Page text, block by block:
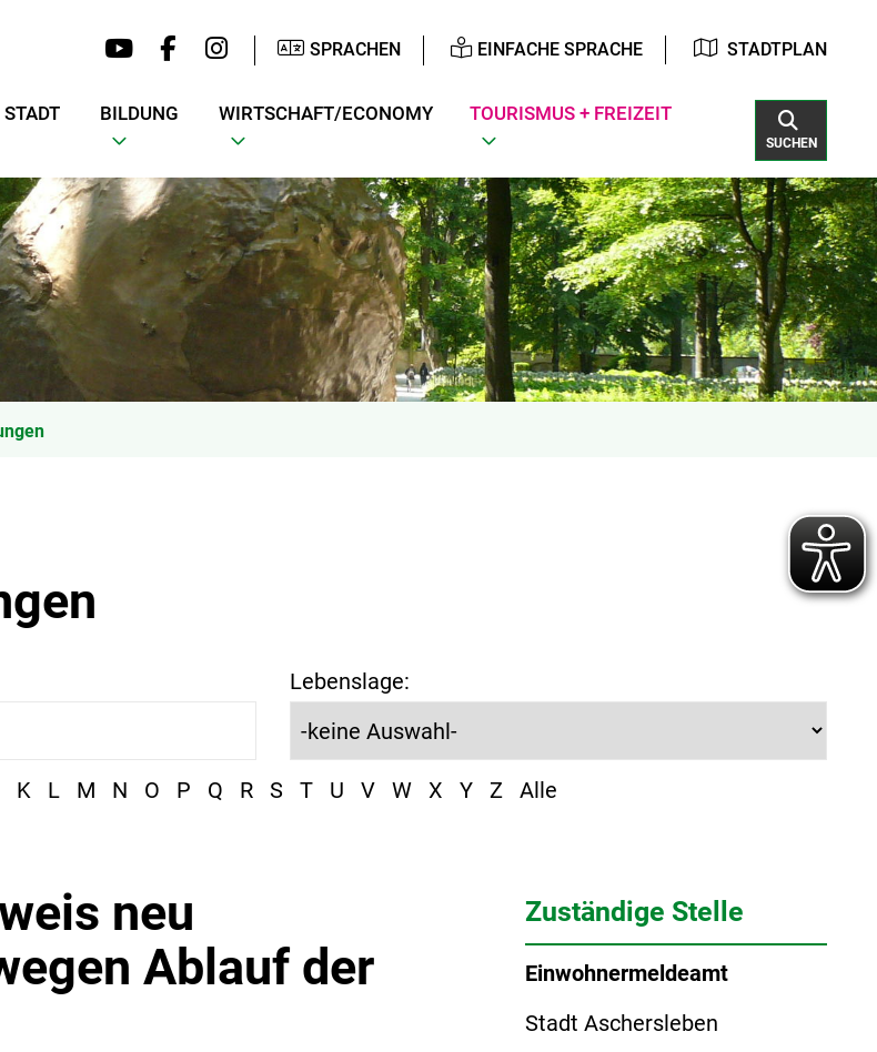
SPRACHEN EINFACHE SPRACHE STADTPLAN
STADT BILDUNG WIRTSCHAFT/ECONOMY TOURISMUS + FREIZEIT
SUCHEN
Lebenslage:
K L M N O P Q R S T U V W X Y Z Alle
neu
Ablauf der
Zuständige Stelle
Einwohnermeldeamt
Stadt Aschersleben